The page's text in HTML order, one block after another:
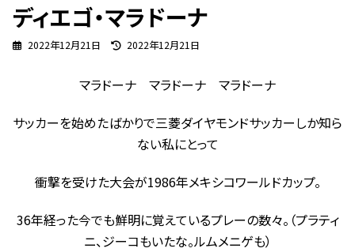
ディエゴ・マラドーナ
2022年12月21日
最
新
時
:
2022年12月21日
マラドーナ マラドーナ マラドーナ
サッカーを始めたばかりで三菱ダイヤモンドサッカーしか知ら
ない私にとって
衝撃を受けた大会が1986年メキシコワールドカップ。
36年経った今でも鮮明に覚えているプレーの数々。（プラティ
ニ、ジーコもいたな。ルムメニゲも）